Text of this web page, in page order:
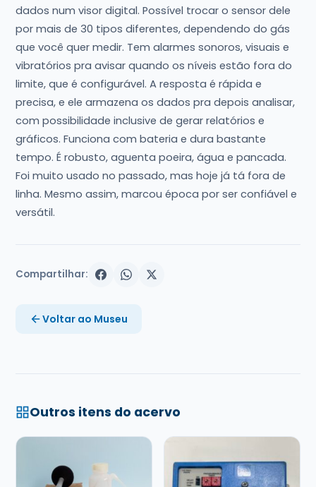
dados num visor digital. Possível trocar o sensor dele
por mais de 30 tipos diferentes, dependendo do gás
que você quer medir. Tem alarmes sonoros, visuais e
vibratórios pra avisar quando os níveis estão fora do
limite, que é configurável. A resposta é rápida e
precisa, e ele armazena os dados pra depois analisar,
com possibilidade inclusive de gerar relatórios e
gráficos. Funciona com bateria e dura bastante
tempo. É robusto, aguenta poeira, água e pancada.
Foi muito usado no passado, mas hoje já tá fora de
linha. Mesmo assim, marcou época por ser confiável e
versátil.
Compartilhar:
Voltar ao Museu
Outros itens do acervo